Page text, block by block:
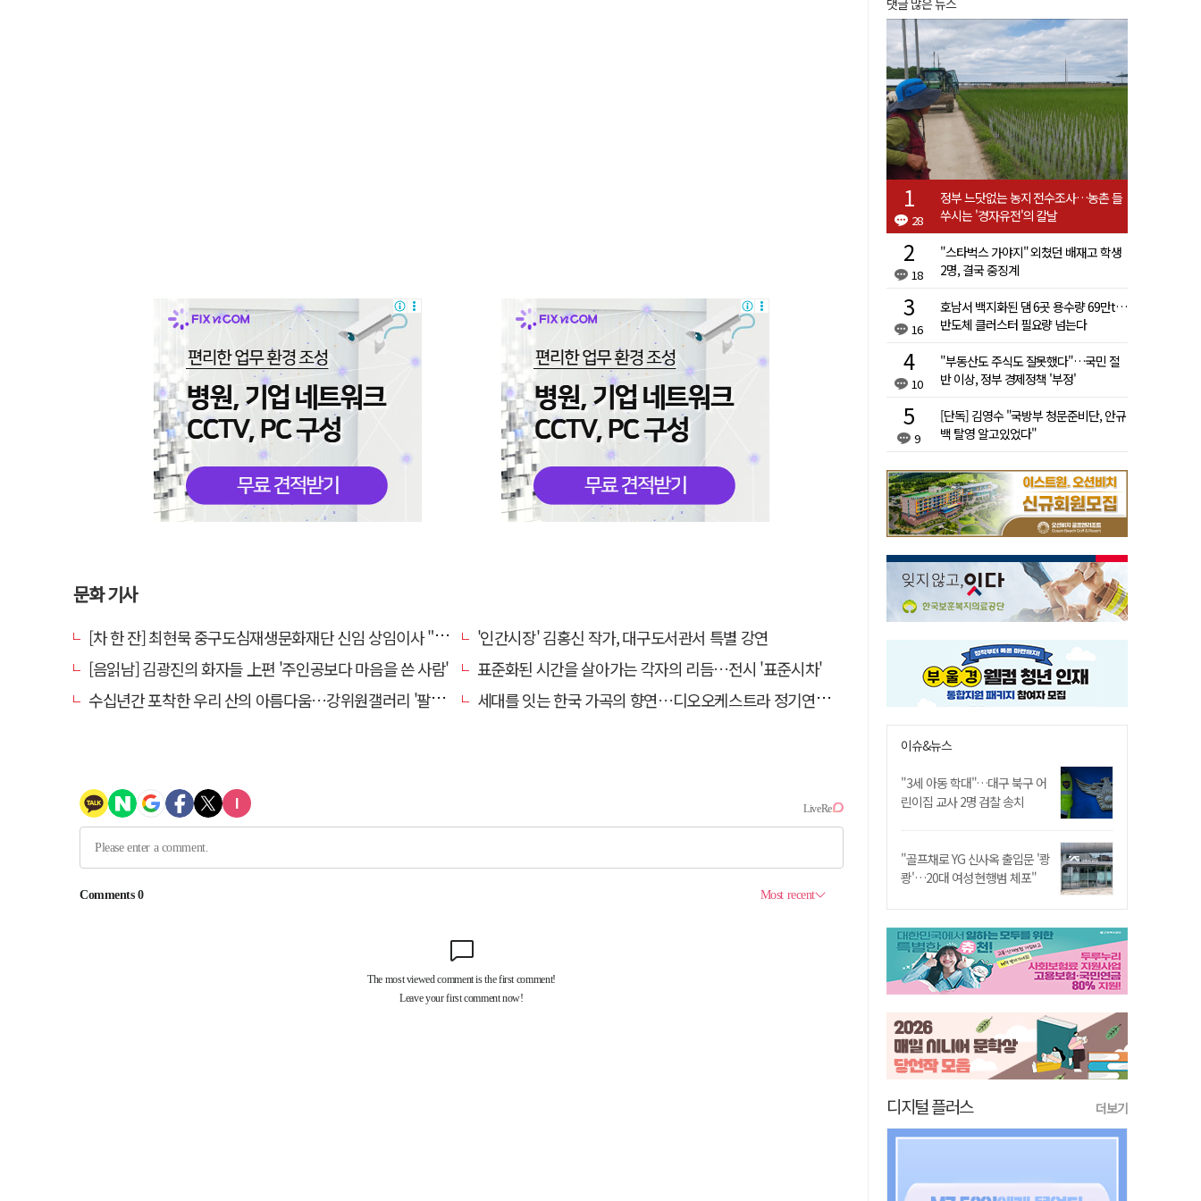
문화 기사
[차 한 잔] 최현묵 중구도심재생문화재단 신임 상임이사 "서문시장·경상감영 등 지역 자원 활용…문화의 일상화"
'인간시장' 김홍신 작가, 대구도서관서 특별 강연
[음읽남] 김광진의 화자들 上편 '주인공보다 마음을 쓴 사람'
표준화된 시간을 살아가는 각자의 리듬…전시 '표준시차'
수십년간 포착한 우리 산의 아름다움…강위원갤러리 '팔공·지리展' 개최
세대를 잇는 한국 가곡의 향연…디오오케스트라 정기연주회 '노래의 날개 위에'
댓글 많은 뉴스
28
정부 느닷없는 농지 전수조사…농촌 들
쑤시는 '경자유전'의 칼날
18
"스타벅스 가야지" 외쳤던 배재고 학생
2명, 결국 중징계
16
호남서 백지화된 댐 6곳 용수량 69만t…
반도체 클러스터 필요량 넘는다
10
"부동산도 주식도 잘못했다"…국민 절
반 이상, 정부 경제정책 '부정'
9
[단독] 김영수 "국방부 청문준비단, 안규
백 탈영 알고있었다"
이슈&뉴스
"3세 아동 학대"…대구 북구 어
린이집 교사 2명 검찰 송치
"골프채로 YG 신사옥 출입문 '쾅
쾅'…20대 여성 현행범 체포"
디지털 플러스 더보기